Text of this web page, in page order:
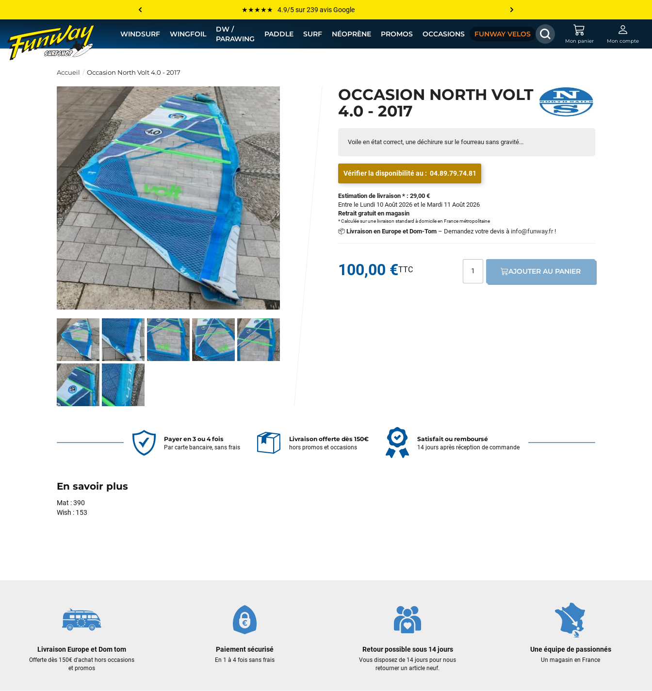
Les plus grandes marques sont chez Funway
Jusqu’à -75% de remise sur le windsurf, wingfoil, etc...
💰 Meilleur prix garanti — Moins cher ailleurs ? On s’aligne !
WINDSURF WINGFOIL
DW /
PARAWING
PADDLE SURF NÉOPRÈNE PROMOS OCCASIONS FUNWAY VELOS
Mon panier Mon compte
Accueil Occasion North Volt 4.0 - 2017
OCCASION NORTH VOLT
4.0 - 2017
Voile en état correct, une déchirure sur le fourreau sans gravité...
Vérifier la disponibilité au : 04.89.79.74.81
Estimation de livraison * : 29,00 €
Entre le Lundi 10 Août 2026 et le Mardi 11 Août 2026
Retrait gratuit en magasin
* Calculée sur une livraison standard à domicile en France métropolitaine
📦 Livraison en Europe et Dom-Tom – Demandez votre devis à info@funway.fr!
100,00 € AJOUTER AU PANIER
Payer en 3 ou 4 fois
Par carte bancaire, sans frais
Livraison offerte dès 150€
hors promos et occasions
Satisfait ou remboursé
14 jours après réception de commande
En savoir plus
Mat : 390
Wish : 153
Livraison Europe et Dom tom
Offerte dès 150€ d'achat hors occasions
et promos
Paiement sécurisé
En 1 à 4 fois sans frais
Retour possible sous 14 jours
Vous disposez de 14 jours pour nous
retourner un article neuf.
Une équipe de passionnés
Un magasin en France
Sébastien BACHELIER
Cela faisait 6 mois que je galérais à remplacer ma board eux m'ont
trouvé une pépite à laquelle je n'aurais jamais pensé ! Excellent conseil
excellent prix et en plus super sympas. Merci encore pour cette severne